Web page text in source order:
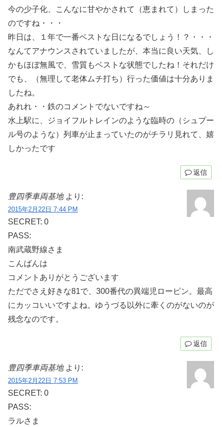
今の少子化、こんなに甘やかされて（恵まれて）しまった
のですね・・・
昨日は、１年で一番ベストな日になるでしょう！？・・・
なんてアナウンスされていましたが、本当に良い天気、し
かもほぼ無風で、雪質もベストな状態でしたね！それだけ
でも、（無理して老体ムチ打ち）行った価値は十分ありま
したね。
あれれ・・鉄のコメントでないですね～
水上駅に、ジョイフルトレインのような臨時の（シュプー
ル号のような）列車が止まっていたのがチラリ見れて、嬉
しかったです
返信
豊四季車両基地 より:
2015年2月22日 7:44 PM
SECRET: 0
PASS:
南武蔵野線さま
こんばんは
コメントありがとうございます
ただでさえ好きな81で、300番代の異端児ローピン。最高
にカッコいいですよね。ゆうづる以外に牽くのがないのが
残念なのです。
返信
豊四季車両基地 より:
2015年2月22日 7:53 PM
SECRET: 0
PASS:
ラルさま